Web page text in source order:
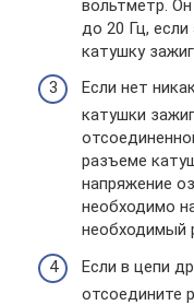
вольтметр.
до 20 Гц,
катушку
Если нет
катушки
разъеме
напряжение
необходимо
необходимый
Если в цепи
отсоедините